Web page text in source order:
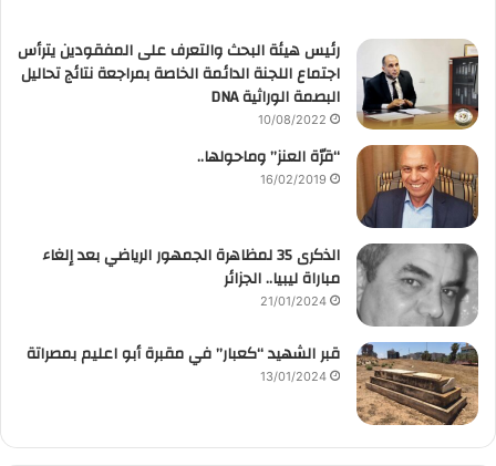
رئيس هيئة البحث والتعرف على المفقودين يترأس
اجتماع اللجنة الدائمة الخاصة بمراجعة نتائج تحاليل
البصمة الوراثية DNA
10/08/2022
“قرّة العنز” وماحولها..
16/02/2019
الذكرى 35 لمظاهرة الجمهور الرياضي بعد إلغاء
مباراة ليبيا.. الجزائر
21/01/2024
قبر الشهيد “كعبار” في مقبرة أبو اعليم بمصراتة
13/01/2024